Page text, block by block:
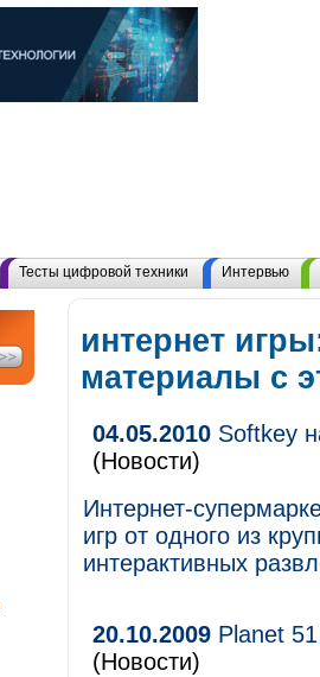
Тесты цифровой техники Интервью
интернет
материалы с
04.05.2010 Softkey
(Новости)
Интернет-
игр от одного из
интерактивных
20.10.2009 Planet
(Новости)